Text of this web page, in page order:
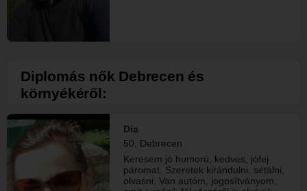
Diplomás nők Debrecen és
környékéről:
Dia
50, Debrecen
Keresem jó humorú, kedves, jófej
páromat. Szeretek kirándulni. sétálni,
olvasni. Van autóm, jogosítványom,